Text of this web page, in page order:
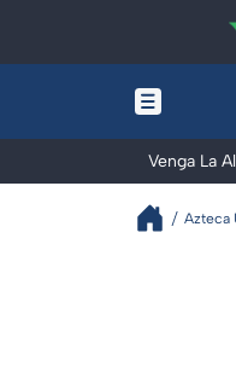
Venga La
Azteca